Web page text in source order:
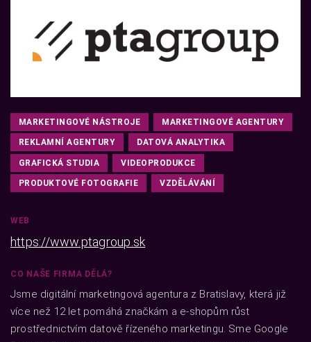
MARKETINGOVÉ NÁSTROJE MARKETINGOVÉ AGENTURY
REKLAMNÍ AGENTURY DATOVÁ ANALYTIKA
GRAFICKÁ STUDIA VIDEOPRODUKCE
PRODUKTOVÉ FOTOGRAFIE VZDĚLÁVÁNÍ
WEB
https://www.ptagroup.sk
CO NAŠE FIRMA DĚLÁ?
Jsme digitální marketingová agentura z Bratislavy, která již
více než 12 let pomáhá značkám a e-shopům růst
prostřednictvím datově řízeného marketingu. Sme Google